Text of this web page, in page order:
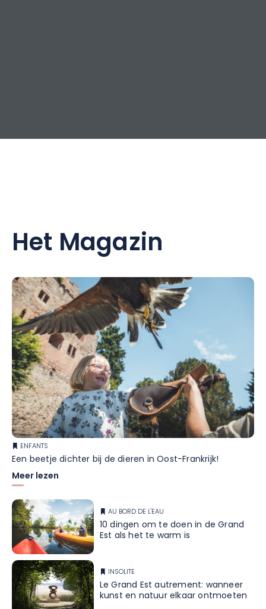
Het Magazin
ENFANTS
Een beetje dichter bij de dieren in Oost-Frankrijk!
Meer lezen
AU BORD DE L'EAU
10 dingen om te doen in de Grand
Est als het te warm is
INSOLITE
Le Grand Est autrement: wanneer
kunst en natuur elkaar ontmoeten